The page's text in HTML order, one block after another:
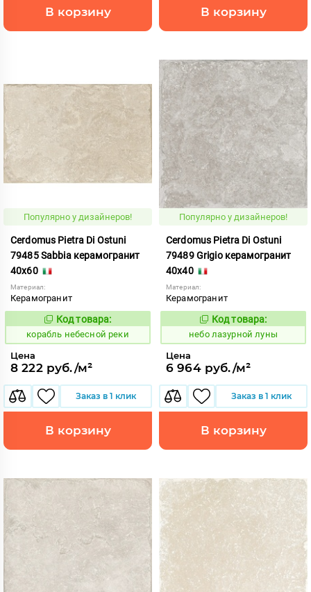
В корзину В корзину
Популярно у дизайнеров!
Cerdomus Pietra Di Ostuni
79485 Sabbia керамогранит
40x60
Материал:
Керамогранит
773579
Код товара:
корабль небесной реки
Цена
8 222 руб./м²
Заказ в 1 клик
В корзину
Популярно у дизайнеров!
Cerdomus Pietra Di Ostuni
79489 Grigio керамогранит
40x40
Материал:
Керамогранит
1114545
Код товара:
небо лазурной луны
Цена
6 964 руб./м²
Заказ в 1 клик
В корзину